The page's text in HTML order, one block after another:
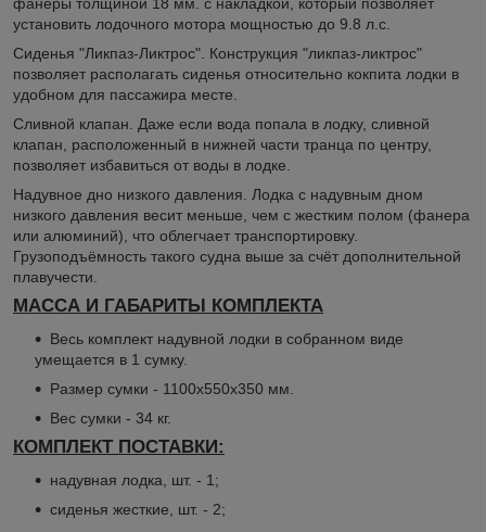
фанеры толщиной 18 мм. с накладкой, который позволяет
установить лодочного мотора мощностью до 9.8 л.с.
Сиденья "Ликпаз-Ликтрос". Конструкция "ликпаз-ликтрос"
позволяет располагать сиденья относительно кокпита лодки в
удобном для пассажира месте.
Сливной клапан. Даже если вода попала в лодку, сливной
клапан, расположенный в нижней части транца по центру,
позволяет избавиться от воды в лодке.
Надувное дно низкого давления. Лодка с надувным дном
низкого давления весит меньше, чем c жестким полом (фанера
или алюминий), что облегчает транспортировку.
Грузоподъёмность такого судна выше за счёт дополнительной
плавучести.
МАССА И ГАБАРИТЫ КОМПЛЕКТА
Весь комплект надувной лодки в собранном виде
умещается в 1 сумку.
Размер сумки - 1100х550х350 мм.
Вес сумки - 34 кг.
КОМПЛЕКТ ПОСТАВКИ:
надувная лодка, шт. - 1;
сиденья жесткие, шт. - 2;